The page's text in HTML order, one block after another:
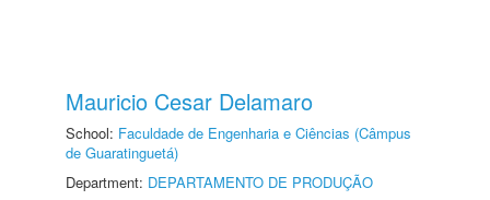
Mauricio Cesar Delamaro
School: Faculdade de Engenharia e Ciências (Câmpus
de Guaratinguetá)
Department: DEPARTAMENTO DE PRODUÇÃO